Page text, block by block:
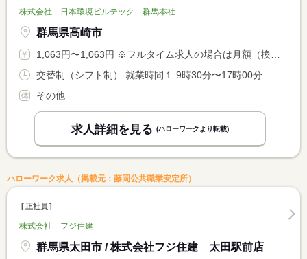
株式会社 日本環境ビルテック 群馬本社
群馬県高崎市
1,063円〜1,063円 ※フルタイム求人の場合は月額（換算額）、パート求人の場合は時間額を表示しています。
その他
求人詳細を見る (ハローワークより転載)
ハローワーク求人（掲載元：藤岡公共職業安定所）
正社員
株式会社 フジ住建
群馬県太田市 / 株式会社フジ住建 太田駅前店